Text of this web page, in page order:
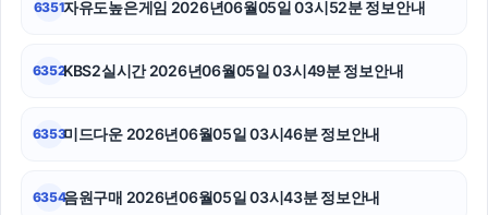
6351자유도높은게임 2026년06월05일 03시52분 정보안내
6352KBS2실시간 2026년06월05일 03시49분 정보안내
6353미드다운 2026년06월05일 03시46분 정보안내
6354음원구매 2026년06월05일 03시43분 정보안내